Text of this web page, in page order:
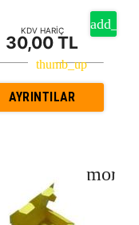
KDV HARİÇ
30,00 TL
AYRINTILAR